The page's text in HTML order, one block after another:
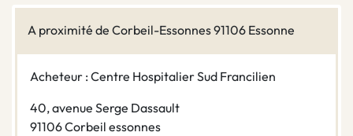
A proximité de Corbeil-Essonnes 91106 Essonne
Acheteur : Centre Hospitalier Sud Francilien
40, avenue Serge Dassault
91106 Corbeil essonnes